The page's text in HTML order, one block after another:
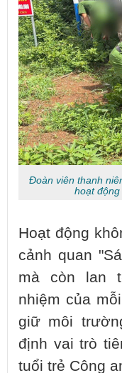
Đoàn viên thanh
hoạt
Hoạt động
cảnh quan
mà còn lan
nhiệm của
giữ môi
định vai trò
tuổi trẻ Công